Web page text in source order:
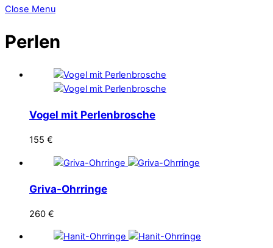
Close Menu
Perlen
Vogel mit Perlenbrosche
155 €
Griva-Ohrringe
260 €